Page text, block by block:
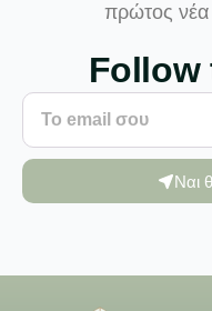
πρώτος νέα
Follow
Ναι